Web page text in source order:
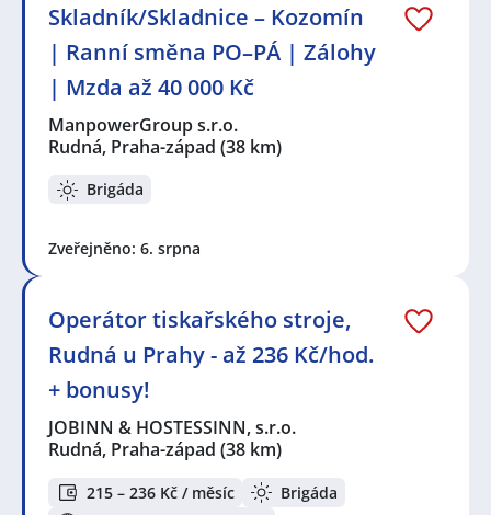
Skladník/Skladnice – Kozomín
| Ranní směna PO–PÁ | Zálohy
| Mzda až 40 000 Kč
ManpowerGroup s.r.o.
Rudná, Praha-západ (38 km)
Brigáda
Zveřejněno: 6. srpna
Operátor tiskařského stroje,
Rudná u Prahy - až 236 Kč/hod.
+ bonusy!
JOBINN & HOSTESSINN, s.r.o.
Rudná, Praha-západ (38 km)
215 – 236 Kč / měsíc
Brigáda